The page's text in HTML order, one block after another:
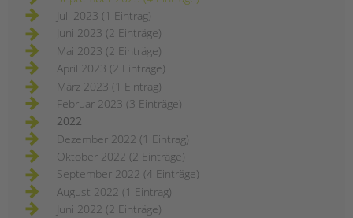
Juli 2023 (1 Eintrag)
Juni 2023 (2 Einträge)
Mai 2023 (2 Einträge)
April 2023 (2 Einträge)
März 2023 (1 Eintrag)
Februar 2023 (3 Einträge)
2022
Dezember 2022 (1 Eintrag)
Oktober 2022 (2 Einträge)
September 2022 (4 Einträge)
August 2022 (1 Eintrag)
Juni 2022 (2 Einträge)